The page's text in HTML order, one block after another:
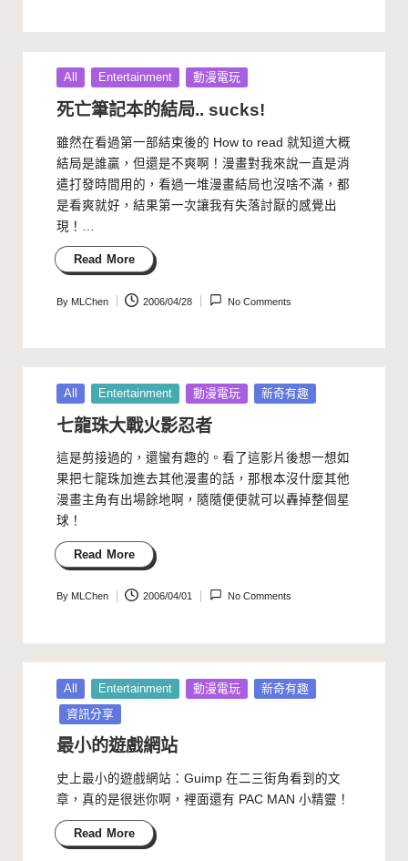
Posted
All Entertainment 動漫電玩
死亡筆記本的結局.. sucks!
雖然在看過第一部結束後的 How to read 就知道大概
結局是誰贏，但還是不爽啊！漫畫對我來說一直是消
遣打發時間用的，看過一堆漫畫結局也沒啥不滿，都
是看爽就好，結果第一次讓我有失落討厭的感覺出
現！…
Read More
Posted
By MLChen 2006/04/28 No Comments
Posted
All Entertainment 動漫電玩 新奇有趣
七龍珠大戰火影忍者
這是剪接過的，還蠻有趣的。看了這影片後想一想如
果把七龍珠加進去其他漫畫的話，那根本沒什麼其他
漫畫主角有出場餘地啊，隨隨便便就可以轟掉整個星
球！
Read More
Posted
By MLChen 2006/04/01 No Comments
Posted
in
All Entertainment 動漫電玩
新奇有趣
資訊分享
最小的遊戲網站
史上最小的遊戲網站：Guimp 在二三街角看到的文
章，真的是很迷你啊，裡面還有 PAC MAN 小精靈！
Read More